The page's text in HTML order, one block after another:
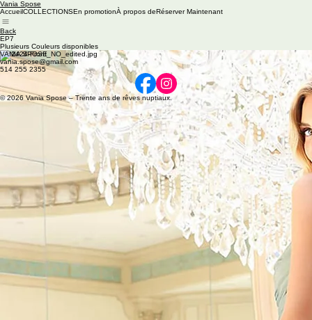
Vania Spose
AccueilCOLLECTIONSEn promotionÀ propos deRéserver Maintenant
Back
EP7
Plusieurs Couleurs disponibles
VANIA SPOSE
vania.spose@gmail.com
514 255 2355
© 2026 Vania Spose – Trente ans de rêves nuptiaux.